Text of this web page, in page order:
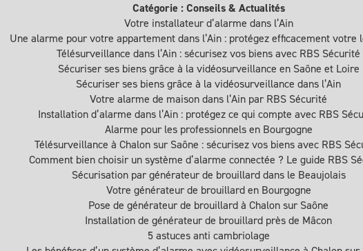
Catégorie : Conseils & Actualités
Votre installateur d’alarme dans l’Ain
Une alarme pour votre appartement dans l’Ain : protégez efficacement votre
Télésurveillance dans l’Ain : sécurisez vos biens avec RBS Sécurité
Sécuriser ses biens grâce à la vidéosurveillance en Saône et Loire
Sécuriser ses biens grâce à la vidéosurveillance dans l’Ain
Votre alarme de maison dans l’Ain par RBS Sécurité
Installation d’alarme dans l’Ain : protégez ce qui compte avec RBS
Alarme pour les professionnels en Bourgogne
Télésurveillance à Chalon sur Saône : sécurisez vos biens avec RBS
Comment bien choisir un système d’alarme connectée ? Le guide RBS
Sécurisation par générateur de brouillard dans le Beaujolais
Votre générateur de brouillard en Bourgogne
Pose de générateur de brouillard à Chalon sur Saône
Installation de générateur de brouillard près de Mâcon
5 astuces anti cambriolage